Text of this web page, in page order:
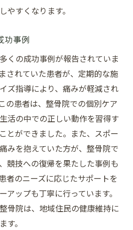
やすくなります。
功事例
くの成功事例が報告されていま
されていた患者が、定期的な施
ズ指導により、痛みが軽減され
の患者は、整骨院での個別ケア
活の中での正しい動作を習得す
とができました。また、スポー
みを抱えていた方が、整骨院で
競技への復帰を果たした事例も
者のニーズに応じたサポートを
アップも丁寧に行っています。
骨院は、地域住民の健康維持に
す。